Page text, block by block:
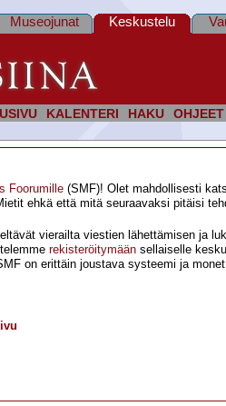
KALENTERI HAKU OHJEET
Museojunat Keskustelu
Foorumille(SMF)! Olet mahdollisesti
ehkä että mitä seuraavaksi pitäisi
vierailta viestien lähettämisen ja
rekisteröitymäänsellaiselle
on erittäin joustava systeemi ja